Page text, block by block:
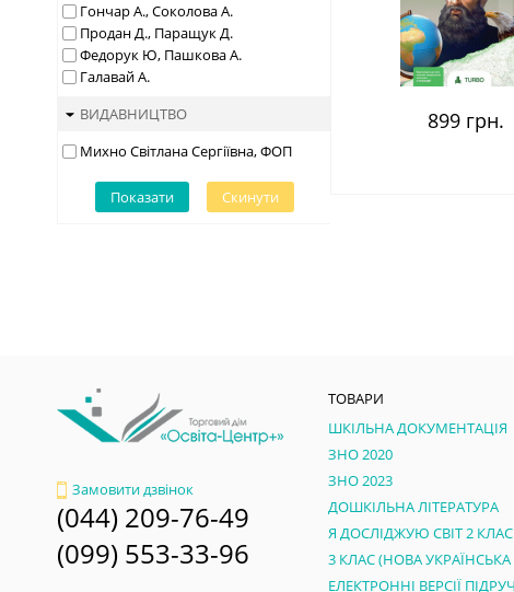
Гончар А., Соколова А.
Продан Д., Паращук Д.
Федорук Ю, Пашкова А.
Галавай А.
ВИДАВНИЦТВО
Михно Світлана Сергіївна, ФОП
Показати Скинути
899 грн.
Замовити дзвінок
(044) 209-76-49
(099) 553-33-96
ТОВАРИ
ШКІЛЬНА ДОКУМЕНТАЦІЯ
ЗНО 2020
ЗНО 2023
ДОШКІЛЬНА ЛІТЕРАТУРА
Я ДОСЛІДЖУЮ СВІТ 2 КЛАС